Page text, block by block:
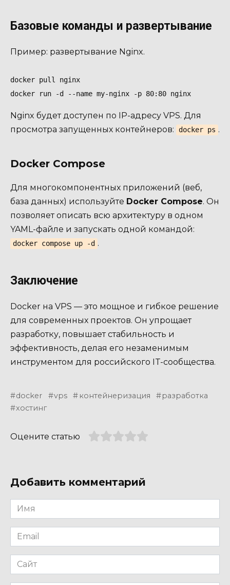
Базовые команды и развертывание
Пример: развертывание Nginx.
docker pull nginx
docker run -d --name my-nginx -p 80:80 nginx
Nginx будет доступен по IP-адресу VPS. Для
просмотра запущенных контейнеров:
docker ps .
Docker Compose
Для многокомпонентных приложений (веб,
база данных) используйте Docker Compose. Он
позволяет описать всю архитектуру в одном
YAML-файле и запускать одной командой:
docker compose up -d .
Заключение
Docker на VPS — это мощное и гибкое решение
для современных проектов. Он упрощает
разработку, повышает стабильность и
эффективность, делая его незаменимым
инструментом для российского IT-сообщества.
docker vps контейнеризация
разработка
хостинг
Оцените статью
Добавить комментарий
Имя
*
Email
*
Сайт